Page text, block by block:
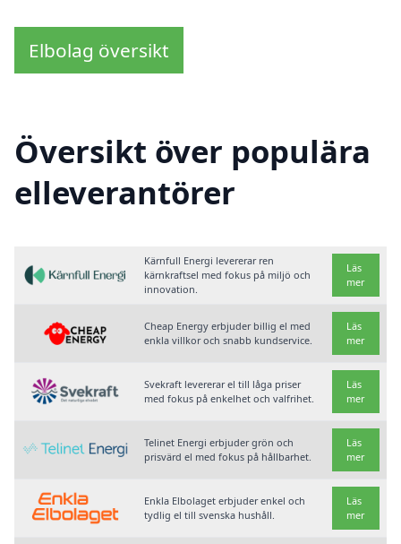
Elbolag översikt
Översikt över populära
elleverantörer
Kärnfull Energi levererar ren
kärnkraftsel med fokus på miljö och
innovation.
Läs
mer
Cheap Energy erbjuder billig el med
enkla villkor och snabb kundservice.
Läs
mer
Svekraft levererar el till låga priser
med fokus på enkelhet och valfrihet.
Läs
mer
Telinet Energi erbjuder grön och
prisvärd el med fokus på hållbarhet.
Läs
mer
Enkla Elbolaget erbjuder enkel och
tydlig el till svenska hushåll.
Läs
mer